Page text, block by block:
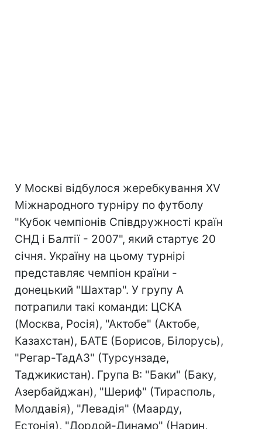
У Москві відбулося жеребкування XV
Міжнародного турніру по футболу
"Кубок чемпіонів Співдружності країн
СНД і Балтії - 2007", який стартує 20
січня. Україну на цьому турнірі
представляє чемпіон країни -
донецький "Шахтар". У групу А
потрапили такі команди: ЦСКА
(Москва, Росія), "Актобе" (Актобе,
Казахстан), БАТЕ (Борисов, Білорусь),
"Регар-ТадАЗ" (Турсунзаде,
Таджикистан). Група В: "Баки" (Баку,
Азербайджан), "Шериф" (Тирасполь,
Молдавія), "Левадія" (Маарду,
Естонія), "Дордой-Динамо" (Нарин,